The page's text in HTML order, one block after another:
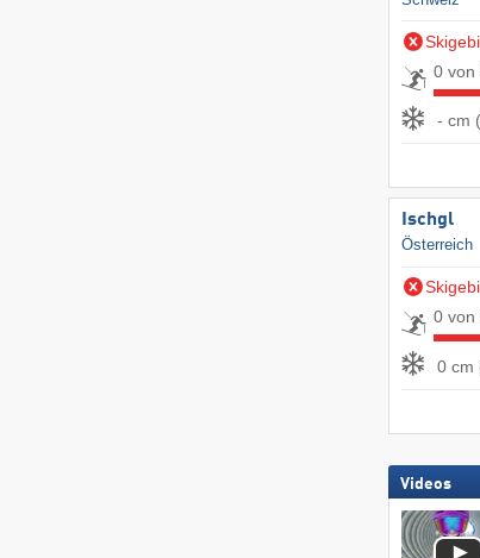
0 von
- cm
Ischgl
Österreich
0 von
0 cm
Videos